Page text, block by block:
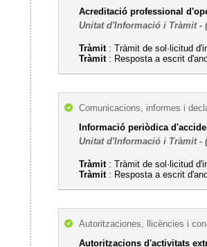
Acreditació professional
Unitat d'Informació i Tràmit -
Tràmit: Tràmit de sol·licitud
Tràmit: Resposta a escrit
Comunicacions, informes i
Informació periòdica
Unitat d'Informació i Tràmit -
Tràmit: Tràmit de sol·licitud
Tràmit: Resposta a escrit
Autoritzaciones, llicències i
Autoritzacions d'activitats